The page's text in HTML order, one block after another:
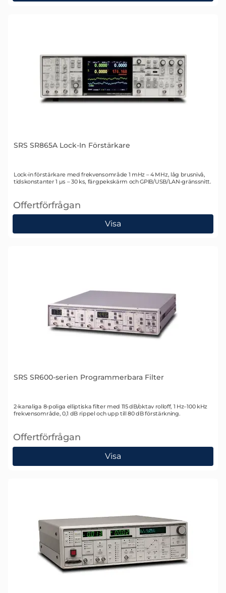
SRS SR865A Lock-In Förstärkare
Art. nr 1768
Lock-in förstärkare med frekvensområde 1 mHz – 4 MHz, låg brusnivå,
tidskonstanter 1 µs – 30 ks, färgpekskärm och GPIB/USB/LAN-gränssnitt.
Offertförfrågan
, SRS SR865A Lock-In Förstärkare
Visa
SRS SR600-serien Programmerbara Filter
Art. nr 1738
2-kanaliga 8-poliga elliptiska filter med 115 dB/oktav rolloff, 1 Hz–100 kHz
frekvensområde, 0,1 dB rippel och upp till 80 dB förstärkning.
Offertförfrågan
, SRS SR600-serien Programmerbara Filter
Visa